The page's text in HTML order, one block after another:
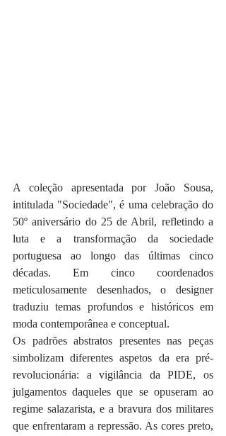
A coleção apresentada por João Sousa,
intitulada "Sociedade", é uma celebração do
50º aniversário do 25 de Abril, refletindo a
luta e a transformação da sociedade
portuguesa ao longo das últimas cinco
décadas. Em cinco coordenados
meticulosamente desenhados, o designer
traduziu temas profundos e históricos em
moda contemporânea e conceptual.
Os padrões abstratos presentes nas peças
simbolizam diferentes aspetos da era pré-
revolucionária: a vigilância da PIDE, os
julgamentos daqueles que se opuseram ao
regime salazarista, e a bravura dos militares
que enfrentaram a repressão. As cores preto,